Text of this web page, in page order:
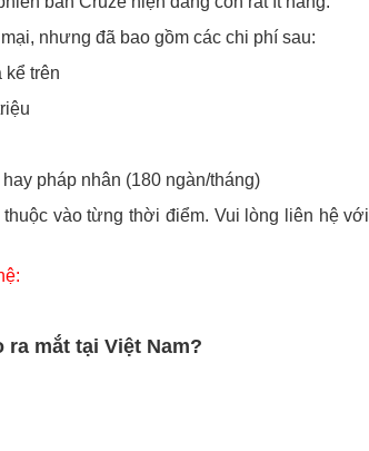
nhưng đã bao gồm các chi phí sau:
kể trên
pháp nhân (180 ngàn/tháng)
vào từng thời điểm. Vui lòng liên hệ với
mắt tại Việt Nam?